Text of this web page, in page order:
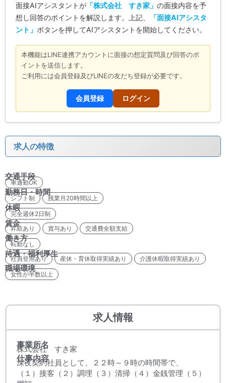
面接AIアシスタントが 「株式会社 すき家」 の面接内容を予
想し回答のポイントを解説します。上記、
「面接AIアシスタ
ント」 ボタンを押してAIアシスタントを開始してください。
本機能はLINE連携アカウントに面接の想定質問及び回答のポ
イントを送信します。
ご利用には会員登録及びLINEの友だち登録が必要です。
会員登録 ログイン
求人の特徴
交通手段
車通勤OK
勤務日・時間
シフト制 残業月20時間以上
休暇
完全週休2日制
賃金
昇給あり 賞与あり 交通費全額支給
働き方
転勤なし
待遇・福利厚生
社員登用あり 産休・育休取得実績あり 介護休暇取得実績あり
職場環境
女性が半数以上
求人情報
事業所名
株式会社 すき家
仕事内容
深夜契約社員として、２２時～９時の時間帯で、
（１）接客（２）調理（３）清掃（４）金銭管理（５）